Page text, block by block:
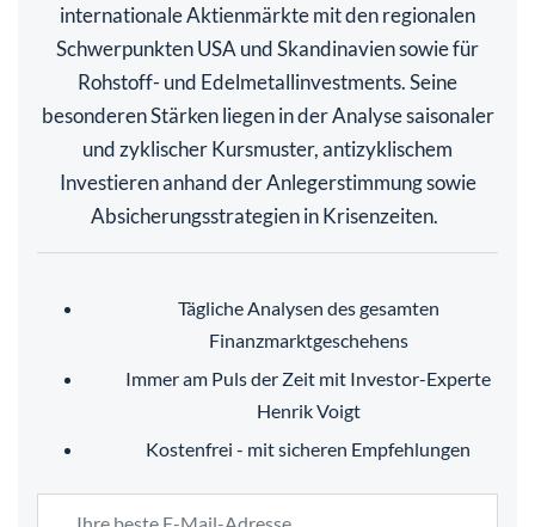
internationale Aktienmärkte mit den regionalen
Schwerpunkten USA und Skandinavien sowie für
Rohstoff- und Edelmetallinvestments. Seine
besonderen Stärken liegen in der Analyse saisonaler
und zyklischer Kursmuster, antizyklischem
Investieren anhand der Anlegerstimmung sowie
Absicherungsstrategien in Krisenzeiten.
Tägliche Analysen des gesamten
Finanzmarktgeschehens
Immer am Puls der Zeit mit Investor-Experte
Henrik Voigt
Kostenfrei - mit sicheren Empfehlungen